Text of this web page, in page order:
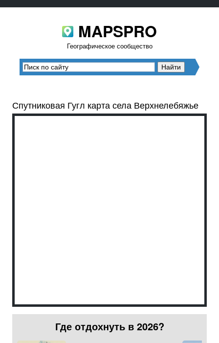
MAPSPRO
Географическое сообщество
Спутниковая Гугл карта села Верхнелебяжье
Где отдохнуть в 2026?